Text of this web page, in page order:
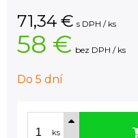
71,34 € s DPH / ks
58 € bez DPH / ks
Do 5 dní
ks